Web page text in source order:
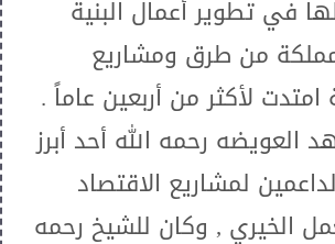
في تطوير أعمال البنية
من طرق ومشاريع
لأكثر من أربعين عاماً .
العويضه رحمه الله أحد أبرز
لمشاريع الاقتصاد
الخيري , وكان للشيخ رحمه